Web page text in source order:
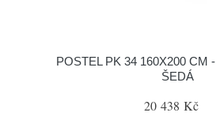
POSTEL PK 34 160X200 CM
ŠEDÁ
20 438 Kč